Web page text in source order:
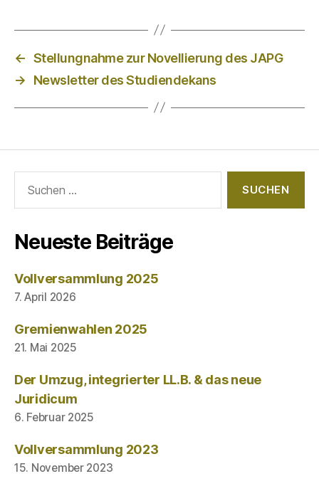
← Stellungnahme zur Novellierung des JAPG
→
Newsletter des Studiendekans
nach:
Neueste Beiträge
Vollversammlung 2025
7. April 2026
Gremienwahlen 2025
21. Mai 2025
Der Umzug, integrierter LL.B. & das neue
Juridicum
6. Februar 2025
Vollversammlung 2023
15. November 2023